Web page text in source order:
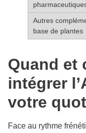
Quand et
intégrer
votre
Face au rythme